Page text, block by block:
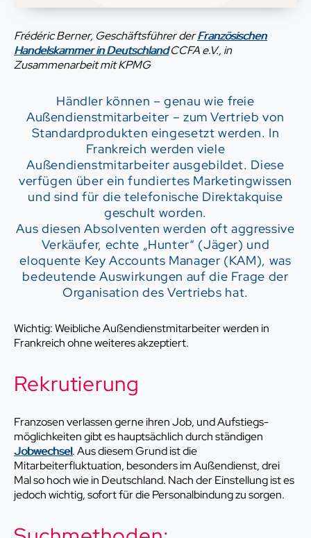
Frédéric Berner, Geschäftsführer derFranzösischen
Handelskammer in DeutschlandCCFA e.V., in
Zusammenarbeit mit KPMG
Händler können – genau wie freie
Außendienstmitarbeiter – zum Vertrieb von
Standardprodukten eingesetzt werden. In
Frankreich werden viele
Außendienstmitarbeiter ausgebildet. Diese
verfügen über ein fundiertes Marketingwissen
und sind für die telefonische Direktakquise
geschult worden.
Aus diesen Absolventen werden oft aggressive
Verkäufer, echte „Hunter“ (Jäger) und
eloquente Key Accounts Manager (KAM), was
bedeutende Auswirkungen auf die Frage der
Organisation des Vertriebs hat.
Wichtig: Weibliche Außendienstmitarbeiter werden in
Frankreich ohne weiteres akzeptiert.
Rekrutierung
Franzosen verlassen gerne ihren Job, und Aufstiegs-
möglichkeiten gibt es hauptsächlich durch ständigen
Jobwechsel. Aus diesem Grund ist die
Mitarbeiterfluktuation, besonders im Außendienst, drei
Mal so hoch wie in Deutschland. Nach der Einstellung ist es
jedoch wichtig, sofort für die Personalbindung zu sorgen.